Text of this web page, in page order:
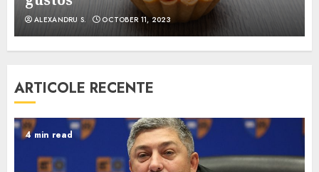
ALEXANDRU S. OCTOBER 11, 2023
ARTICOLE RECENTE
4 min read